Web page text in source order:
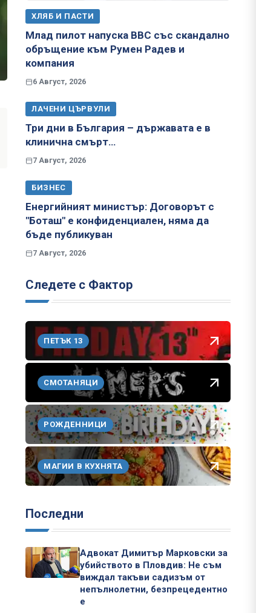
ХЛЯБ И ПАСТИ
Млад пилот напуска ВВС със скандално
обръщение към Румен Радев и
компания
6 Август, 2026
ЛАЧЕНИ ЦЪРВУЛИ
Три дни в България – държавата е в
клинична смърт…
7 Август, 2026
БИЗНЕС
Енергийният министър: Договорът с
"Боташ" е конфиденциален, няма да
бъде публикуван
7 Август, 2026
Следете с Фактор
ПЕТЪК 13
СМОТАНЯЦИ
РОЖДЕННИЦИ
МАГИИ В КУХНЯТА
Последни
Адвокат Димитър Марковски за
убийството в Пловдив: Не съм
виждал такъви садизъм от
непълнолетни, безпрецедентно
е